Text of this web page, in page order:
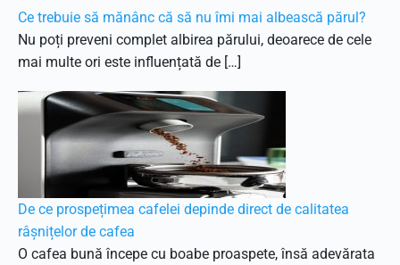
Ce trebuie să mănânc că să nu îmi mai albească părul?
Nu poți preveni complet albirea părului, deoarece de cele
mai multe ori este influențată de […]
De ce prospețimea cafelei depinde direct de calitatea
râșnițelor de cafea
O cafea bună începe cu boabe proaspete, însă adevărata